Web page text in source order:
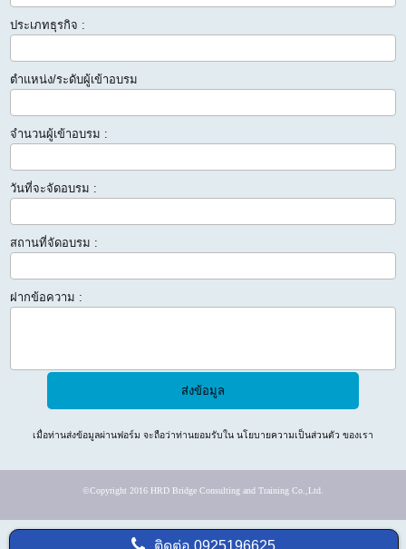
ประเภทธุรกิจ :
ตำแหน่ง/ระดับผู้เข้าอบรม
จำนวนผู้เข้าอบรม :
วันที่จะจัดอบรม :
สถานที่จัดอบรม :
ฝากข้อความ :
เมื่อท่านส่งข้อมูลผ่านฟอร์ม จะถือว่าท่านยอมรับในนโยบายความเป็นส่วนตัว ของเรา
©Copyright 2016 HRD Bridge Consulting and Training Co.,Ltd.